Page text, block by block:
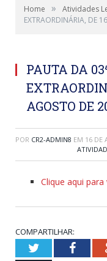
Home » Atividades
EXTRAORDINÁRIA, DE
PAUTA DA
AGOSTO DE
POR CR2-ADMIN8 EM 16 DE
Clique aqui para
COMPARTILHAR:
Twitter